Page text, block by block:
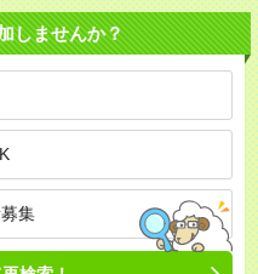
しませんか？
集